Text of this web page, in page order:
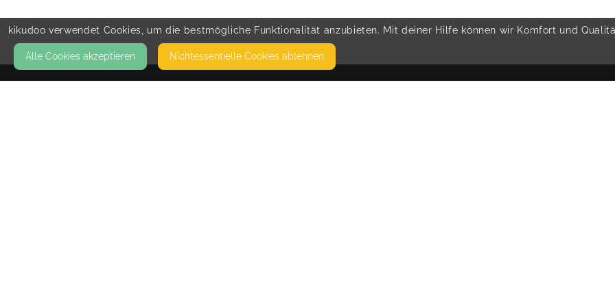
kikudoo verwendet Cookies, um die bestmögliche Funktionalität anzubieten. Mit deiner Hilfe können wir Komfort und
Alle Cookies akzeptieren Nicht­essentielle Cookies ablehnen